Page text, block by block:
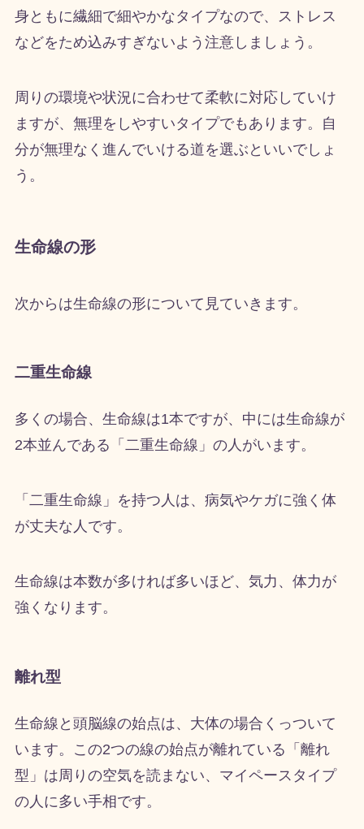
身ともに繊細で細やかなタイプなので、ストレス
などをため込みすぎないよう注意しましょう。
周りの環境や状況に合わせて柔軟に対応していけ
ますが、無理をしやすいタイプでもあります。自
分が無理なく進んでいける道を選ぶといいでしょ
う。
生命線の形
次からは生命線の形について見ていきます。
二重生命線
多くの場合、生命線は1本ですが、中には生命線が
2本並んである「二重生命線」の人がいます。
「二重生命線」を持つ人は、病気やケガに強く体
が丈夫な人です。
生命線は本数が多ければ多いほど、気力、体力が
強くなります。
離れ型
生命線と頭脳線の始点は、大体の場合くっついて
います。この2つの線の始点が離れている「離れ
型」は周りの空気を読まない、マイペースタイプ
の人に多い手相です。